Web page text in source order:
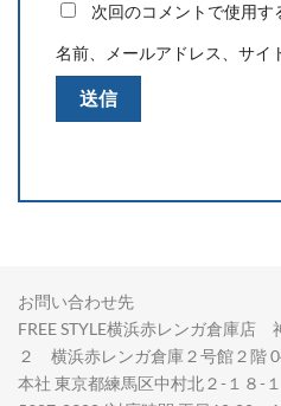
次回のコメントで使用
名前、メールアドレス、サイ
お問い合わせ先
FREE STYLE横浜赤レンガ倉庫店
２ 横浜赤レンガ倉庫２号館２階
本社 東京都練馬区中村北２-１８-